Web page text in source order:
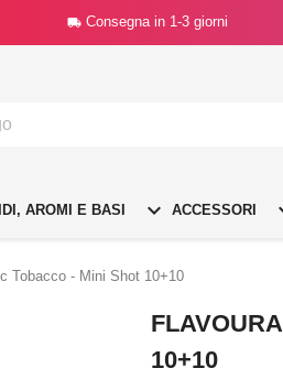
 Consegna in 1-3 giorni
AROMI E BASI  ACCESSORI
Tobacco - Mini Shot 10+10
10+10